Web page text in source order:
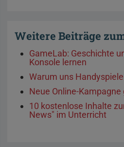
Weitere Beiträge
GameLab: Geschichte
Konsole lernen
Warum uns
Neue Online-
10 kostenlose Inhalte
News" im Unterricht